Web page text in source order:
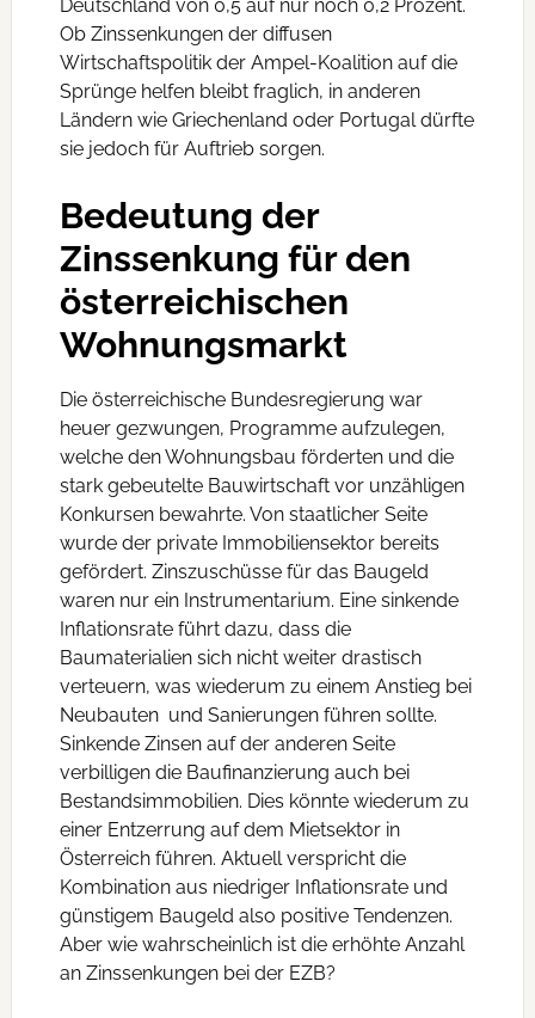
Deutschland von 0,5 auf nur noch 0,2 Prozent.
Ob Zinssenkungen der diffusen
Wirtschaftspolitik der Ampel-Koalition auf die
Sprünge helfen bleibt fraglich, in anderen
Ländern wie Griechenland oder Portugal dürfte
sie jedoch für Auftrieb sorgen.
Bedeutung der
Zinssenkung für den
österreichischen
Wohnungsmarkt
Die österreichische Bundesregierung war
heuer gezwungen, Programme aufzulegen,
welche den Wohnungsbau förderten und die
stark gebeutelte Bauwirtschaft vor unzähligen
Konkursen bewahrte. Von staatlicher Seite
wurde der private Immobiliensektor bereits
gefördert. Zinszuschüsse für das Baugeld
waren nur ein Instrumentarium. Eine sinkende
Inflationsrate führt dazu, dass die
Baumaterialien sich nicht weiter drastisch
verteuern, was wiederum zu einem Anstieg bei
Neubauten und Sanierungen führen sollte.
Sinkende Zinsen auf der anderen Seite
verbilligen die Baufinanzierung auch bei
Bestandsimmobilien. Dies könnte wiederum zu
einer Entzerrung auf dem Mietsektor in
Österreich führen. Aktuell verspricht die
Kombination aus niedriger Inflationsrate und
günstigem Baugeld also positive Tendenzen.
Aber wie wahrscheinlich ist die erhöhte Anzahl
an Zinssenkungen bei der EZB?